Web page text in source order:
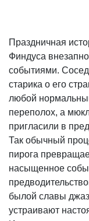
Праздничная
Финдуса
событиями.
старика о его
любой
переполох, а
пригласили в
Так обычный
пирога
насыщенное
былой славы
устраивают